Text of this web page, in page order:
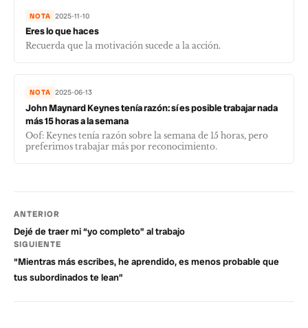
NOTA 2025-11-10
Eres lo que haces
Recuerda que la motivación sucede a la acción.
NOTA 2025-06-13
John Maynard Keynes tenía razón: sí es posible trabajar nada
más 15 horas a la semana
Oof: Keynes tenía razón sobre la semana de 15 horas, pero
preferimos trabajar más por reconocimiento.
ANTERIOR
Dejé de traer mi “yo completo” al trabajo
SIGUIENTE
“Mientras más escribes, he aprendido, es menos probable que
tus subordinados te lean”